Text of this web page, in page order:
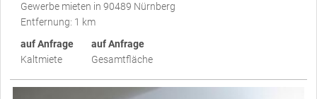
Gewerbe mieten in 90489 Nürnberg
Entfernung: 1 km
auf Anfrage
Kaltmiete
auf Anfrage
Gesamtfläche